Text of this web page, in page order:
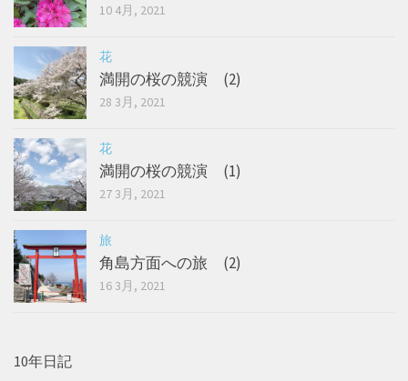
10 4月, 2021
花
満開の桜の競演 (2)
28 3月, 2021
花
満開の桜の競演 (1)
27 3月, 2021
旅
角島方面への旅 (2)
16 3月, 2021
10年日記